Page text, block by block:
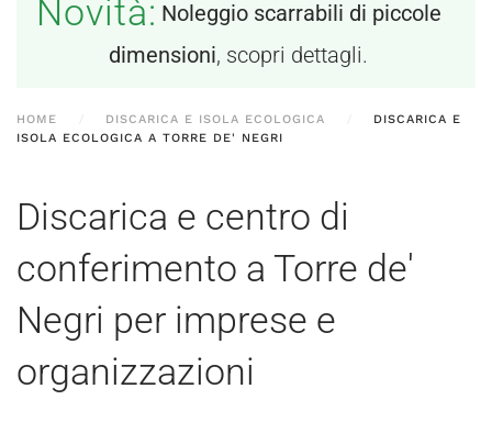
Novità: Noleggio scarrabili di piccole
dimensioni, scopri dettagli.
HOME DISCARICA E ISOLA ECOLOGICA
DISCARICA E
ISOLA ECOLOGICA A TORRE DE' NEGRI
Discarica e centro di
conferimento a Torre de'
Negri per imprese e
organizzazioni